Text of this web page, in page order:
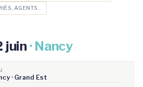
AGENTS...
juin · Nancy
· Grand Est